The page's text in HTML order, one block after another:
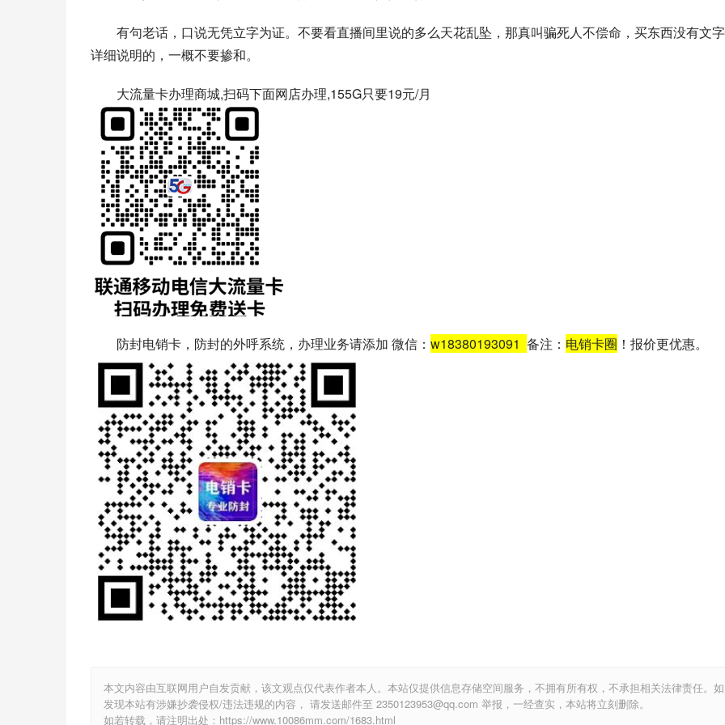
有句老话，口说无凭立字为证。不要看直播间里说的多么天花乱坠，那真叫骗死人不偿命，买东西没有文
详细说明的，一概不要掺和。
大流量卡办理商城,扫码下面网店办理,155G只要19元/月
防封电销卡，防封的外呼系统，办理业务请添加 微信： w18380193091 备注： 电销卡圈 ！报价更优惠。
本文内容由互联网用户自发贡献，该文观点仅代表作者本人。本站仅提供信息存储空间服务，不拥有所有权，不承担相关法律责任。如
发现本站有涉嫌抄袭侵权/违法违规的内容， 请发送邮件至 2350123953@qq.com 举报，一经查实，本站将立刻删除。
如若转载，请注明出处：https://www.10086mm.com/1683.html